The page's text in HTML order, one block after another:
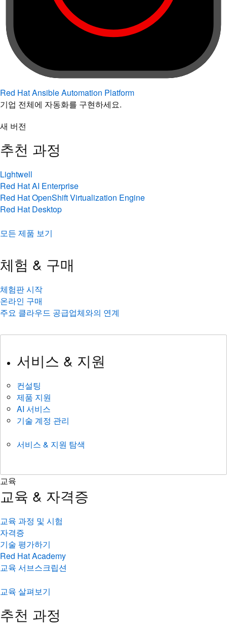
Red Hat Ansible Automation Platform
기업 전체에 자동화를 구현하세요.
새 버전
추천 과정
Lightwell
Red Hat AI Enterprise
Red Hat OpenShift Virtualization Engine
Red Hat Desktop
모든 제품 보기
체험 & 구매
체험판 시작
온라인 구매
주요 클라우드 공급업체와의 연계
서비스 & 지원
컨설팅
제품 지원
AI 서비스
기술 계정 관리
서비스 & 지원 탐색
교육
교육 & 자격증
교육 과정 및 시험
자격증
기술 평가하기
Red Hat Academy
교육 서브스크립션
교육 살펴보기
추천 과정